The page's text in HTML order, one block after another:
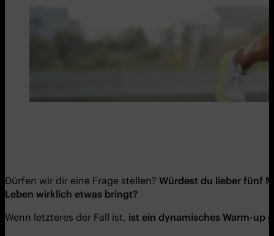
Dürfen wir dir eine Frage stellen? Würdest du lieber fünf
Leben wirklich etwas bringt?
Wenn letzteres der Fall ist, ist ein dynamisches Warm-up